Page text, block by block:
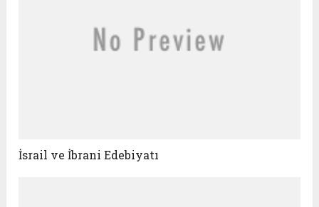
İsrail ve İbrani Edebiyatı